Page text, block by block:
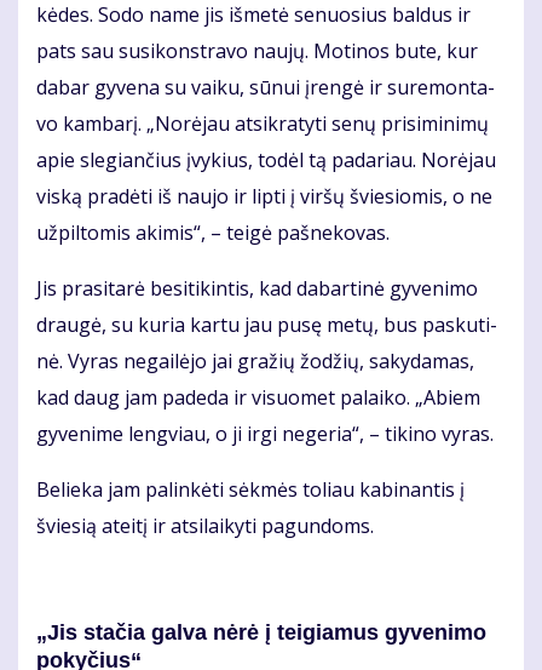
kė­des. Sodo name jis išmetė senuosius baldus ir
pats sau susikonstravo naujų. Mo­ti­nos bu­te, kur
da­bar gy­ve­na su vai­ku, sū­nui įren­gė ir su­re­mon­ta­
vo kam­ba­rį. „No­rė­jau at­si­kra­ty­ti se­nų pri­si­mi­ni­mų
apie sle­gian­čius įvy­kius, to­dėl tą pa­da­riau. No­rė­jau
vis­ką pra­dė­ti iš nau­jo ir lip­ti į vir­šų švie­sio­mis, o ne
už­pil­to­mis aki­mis“, – tei­gė pa­šne­ko­vas.
Jis pra­si­ta­rė be­si­ti­kin­tis, kad da­bar­ti­nė gy­ve­ni­mo
drau­gė, su ku­ria kar­tu jau pu­sę me­tų, bus pas­ku­ti­
nė. Vy­ras ne­gai­lė­jo jai gra­žių žo­džių, sa­ky­da­mas,
kad daug jam pa­de­da ir vi­suo­met pa­lai­ko. „Abiem
gy­ve­ni­me leng­viau, o ji ir­gi ne­ge­ria“, – ti­ki­no vy­ras.
Be­lie­ka jam pa­lin­kė­ti sėk­mės to­liau ka­bi­nan­tis į
švie­sią at­ei­tį ir at­si­lai­ky­ti pa­gun­doms.
„Jis sta­čia gal­va nė­rė į tei­gia­mus gy­ve­ni­mo
po­ky­čius“